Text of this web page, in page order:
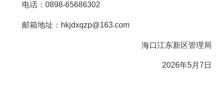
电话：0898-65686302
邮箱地址：hkjdxqzp@163.com
海口江东新区管理局
2026年5月7日